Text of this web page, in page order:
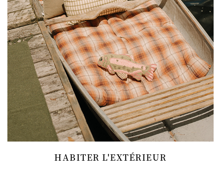
HABITER L'EXTÉRIEUR